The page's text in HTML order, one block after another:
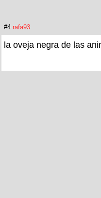
#4 rafa93
la oveja negra de las